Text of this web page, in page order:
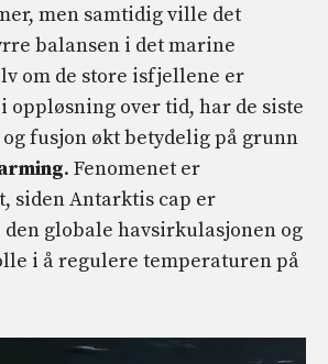
men samtidig ville det
balansen i det marine
om de store isfjellene er
oppløsning over tid, har de siste
fusjon økt betydelig på grunn
. Fenomenet er
siden Antarktis cap er
globale havsirkulasjonen og
i å regulere temperaturen på